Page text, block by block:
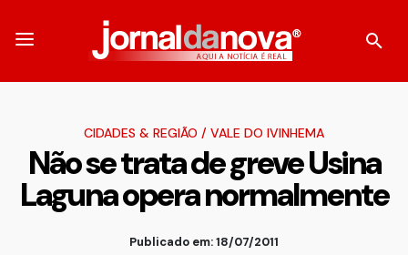
CIDADES & REGIÃO / VALE DO IVINHEMA
Não se trata de greve Usina
Laguna opera normalmente
Publicado em: 18/07/2011